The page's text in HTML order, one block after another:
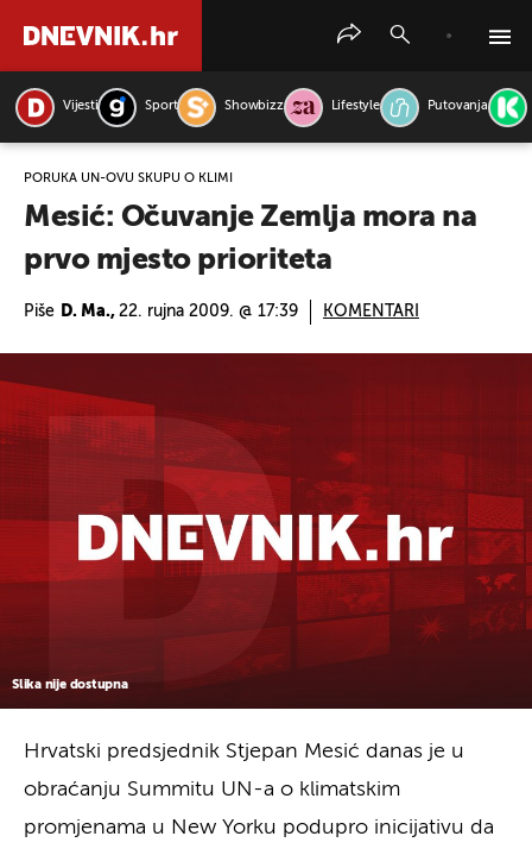
Vijesti Sport Showbizz Lifestyle Putovanja
PORUKA UN-OVU SKUPU O KLIMI
Mesić: Očuvanje Zemlja mora na
prvo mjesto prioriteta
Piše D. Ma., 22. rujna 2009. @ 17:39 KOMENTARI
Slika nije dostupna
Hrvatski predsjednik Stjepan Mesić danas je u
obraćanju Summitu UN-a o klimatskim
promjenama u New Yorku podupro inicijativu da
PRETRAŽITE VIJESTI